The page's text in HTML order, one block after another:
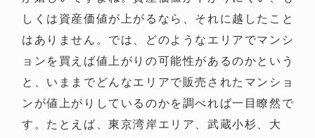
しくは資産価値が上がるなら、それに越したこと
はありません。では、どのようなエリアでマンシ
ョンを買えば値上がりの可能性があるのかという
と、いままでどんなエリアで販売されたマンショ
ンが値上がりしているのかを調べれば一目瞭然で
す。たとえば、東京湾岸エリア、武蔵小杉、大